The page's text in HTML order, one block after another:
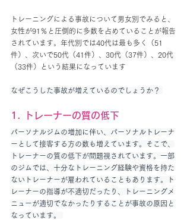
トレーニングによる事故について男女別でみると、
女性が91％と圧倒的に多数を占めていることが報告
されています。年代別では40代は最も多く（51
件）、次いで50代（41件）、30代（37件）、20代
（33件）という結果になっています
なぜこうした事故が増えているのでしょうか？
1. トレーナーの質の低下
パーソナルジムの増加に伴い、パーソナルトレーナ
ーとして接客する方の数も増えています。そこで、
トレーナーの質の低下が問題視されています。一部
のジムでは、十分なトレーニング経験や資格を持た
ないトレーナーが雇われていることもあります。ト
レーナーの指導が不適切だったり、トレーニングメ
ニューが適切でなかったりすることが事故の原因と
なっています。